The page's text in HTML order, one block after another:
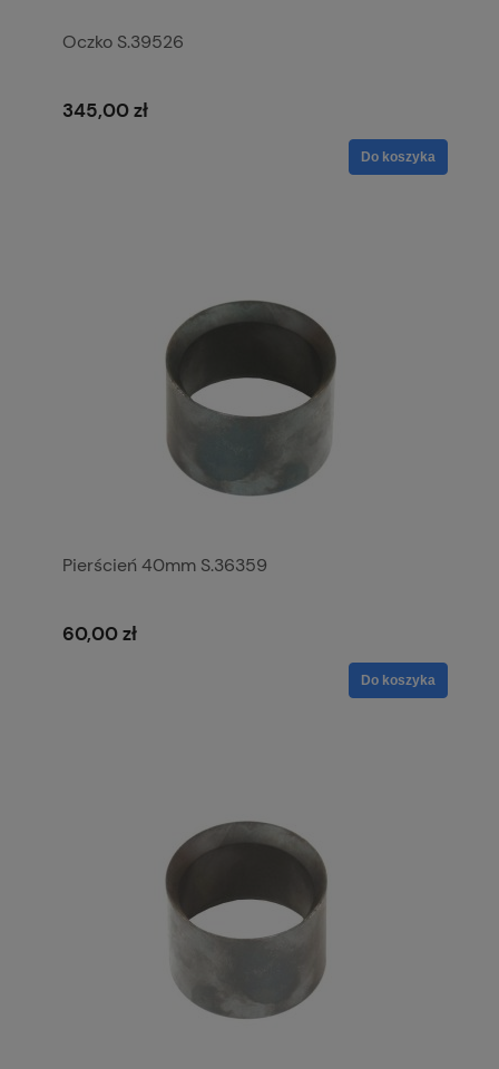
Oczko S.39526
345,00 zł
Do koszyka
Pierścień 40mm S.36359
60,00 zł
Do koszyka